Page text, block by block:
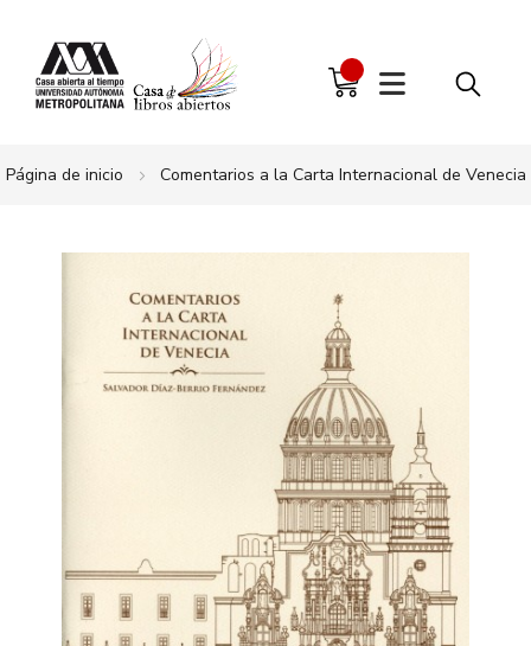
Página de inicio Comentarios a la Carta Internacional de Venecia